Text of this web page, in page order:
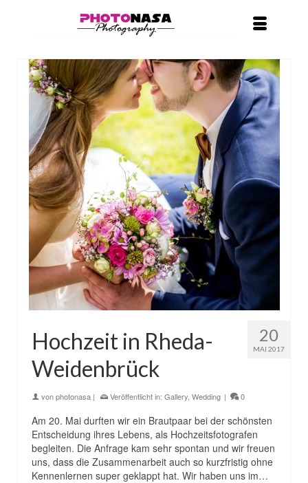
20
MAI 2017
Hochzeit in Rheda-
Weidenbrück
vonphotonasa | Veröffentlicht in: Gallery Wedding | 0
Am 20. Mai durften wir ein Brautpaar bei der schönsten
Entscheidung ihres Lebens, als Hochzeitsfotografen
begleiten. Die Anfrage kam sehr spontan und wir freuen
uns, dass die Zusammenarbeit auch so kurzfristig ohne
Kennenlernen super geklappt hat. Wir haben uns im…